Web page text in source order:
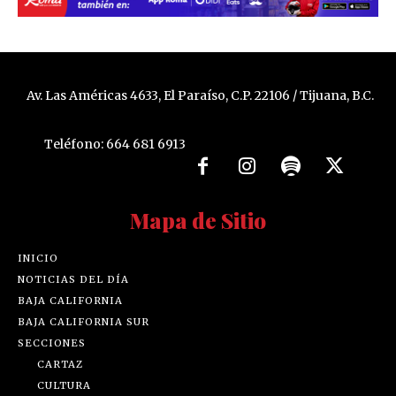
Av. Las Américas 4633, El Paraíso, C.P. 22106 / Tijuana, B.C.
Teléfono: 664 681 6913
Mapa de Sitio
INICIO
NOTICIAS DEL DÍA
BAJA CALIFORNIA
BAJA CALIFORNIA SUR
SECCIONES
CARTAZ
CULTURA